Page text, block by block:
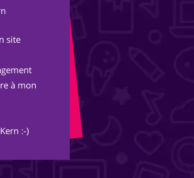
site
à mon
:-)